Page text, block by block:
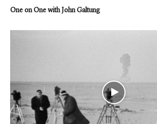
One on One with John Galtung